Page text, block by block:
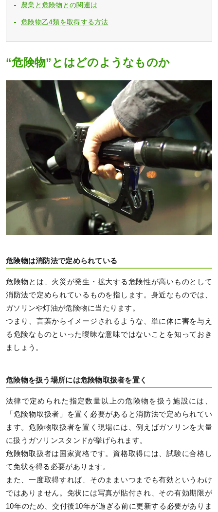
農業と危険物との関連は
危険物乙4類を取得する方法
“危険物”とはどのようなものか
危険物は消防法で定められている
危険物とは、火災が発生・拡大する危険性が高いものとして
消防法で定められているものを指します。身近なものでは、
ガソリンや灯油が危険物に当たります。
つまり、言葉からイメージされるような、単に体に害を与え
る危険なものといった曖昧な意味ではないことを知っておき
ましょう。
危険物を扱う場所には危険物取扱者を置く
法律で定められた指定数量以上の危険物を扱う施設には、
「危険物取扱者」を置く必要があると消防法で定められてい
ます。危険物取扱者を置く現場には、例えばガソリンを大量
に扱うガソリンスタンドが挙げられます。
危険物取扱者は国家資格です。資格取得には、試験に合格し
て免状を得る必要があります。
また、一度取得すれば、そのままいつまでも有効というわけ
ではありません。免状には写真が貼付され、その有効期限が
10年のため、交付後10年が過ぎる前に更新する必要がありま